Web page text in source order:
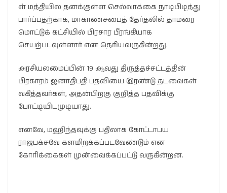
ள் மத்தியில் தனக்குள்ள செல்வாக்கை நாடிபிடித்து
பார்ப்பதற்காக, மாகாணசபைத் தேர்தலில் தாமரை
மொட்டுக் கட்சியில் பிரசார பீரங்கியாக
செயற்படவுள்ளார் என தெரியவருகின்றது.
அரசியலமைப்பின் 19 ஆவது திருத்தச்சட்டத்தின்
பிரகாரம் ஜனாதிபதி பதவியை இரண்டு தடவைகள்
வகித்தவர்கள், அதன்பிறகு குறித்த பதவிக்கு
போட்டியிடமுடியாது.
எனவே, மஹிந்தவுக்கு பதிலாக கோட்டாபய
ராஜபக்சவே களமிறக்கப்படவேண்டும் என
கோரிக்கைகள் முன்வைக்கப்பட்டு வருகின்றன.